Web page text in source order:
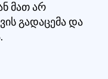
მათ არ
გადაცემა და